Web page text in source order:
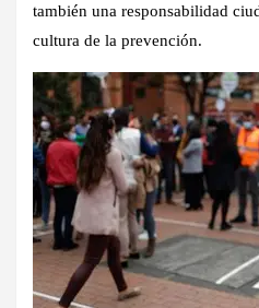
también una responsabilidad
cultura de la prevención.